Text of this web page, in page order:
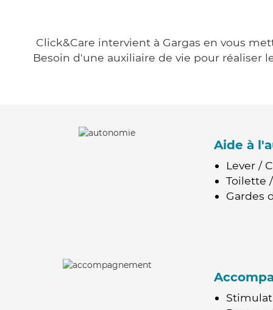
Click&Care intervient à Gargas en vous
Besoin d'une auxiliaire de vie pour réaliser
Aide à
Lever /
Toilette
Gardes